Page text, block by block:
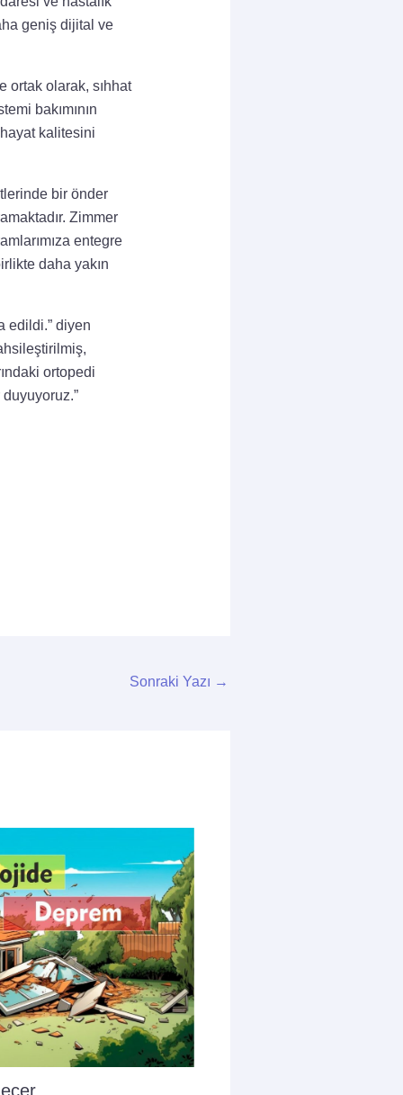
geniş dijital ve
ortak olarak, sıhhat
bakımının
kalitesini
bir önder
Zimmer
entegre
daha yakın
edildi.” diyen
ortopedi
Sonraki Yazı →